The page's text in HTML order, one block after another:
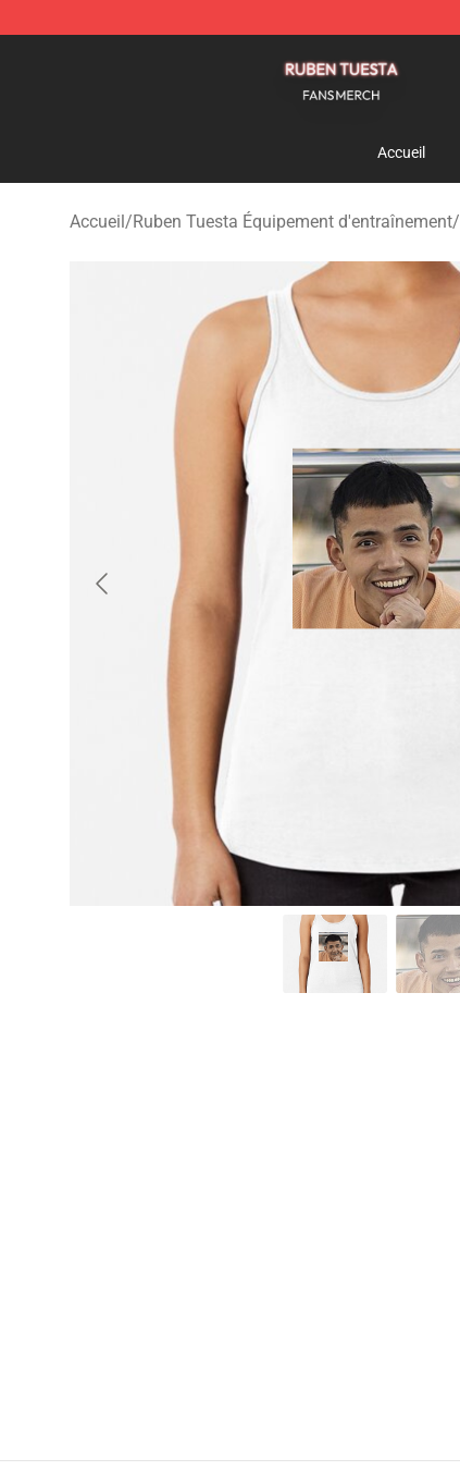
Accueil
Accueil/Ruben Tuesta Équipement d'entraînement/